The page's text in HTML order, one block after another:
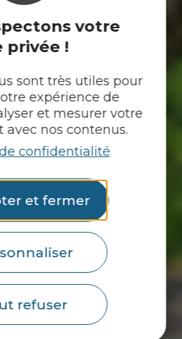
votre
privée !
sont très utiles pour
expérience de
et mesurer votre
nos contenus.
confidentialité
et fermer
refuser
|
du roi Morvan